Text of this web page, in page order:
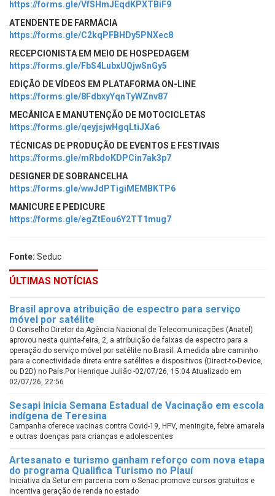
https://forms.gle/VfSHmJEqdKPXTBiF9
ATENDENTE DE FARMÁCIA
https://forms.gle/C2kqPFBHDy5PNXec8
RECEPCIONISTA EM MEIO DE HOSPEDAGEM
https://forms.gle/FbS4LubxUQjwSnGy5
EDIÇÃO DE VÍDEOS EM PLATAFORMA ON-LINE
https://forms.gle/8FdbxyYqnTyWZnv87
MECÂNICA E MANUTENÇÃO DE MOTOCICLETAS
https://forms.gle/qeyjsjwHgqLtiJXa6
TÉCNICAS DE PRODUÇÃO DE EVENTOS E FESTIVAIS
https://forms.gle/mRbdoKDPCin7ak3p7
DESIGNER DE SOBRANCELHA
https://forms.gle/wwJdPTigiMEMBKTP6
MANICURE E PEDICURE
https://forms.gle/egZtEou6Y2TT1mug7
Fonte: Seduc
ÚLTIMAS NOTÍCIAS
Brasil aprova atribuição de espectro para serviço
móvel por satélite
O Conselho Diretor da Agência Nacional de Telecomunicações (Anatel)
aprovou nesta quinta-feira, 2, a atribuição de faixas de espectro para a
operação do serviço móvel por satélite no Brasil. A medida abre caminho
para a conectividade direta entre satélites e dispositivos (Direct-to-Device,
ou D2D) no País.Por Henrique Julião -02/07/26, 15:04 Atualizado em
02/07/26, 22:56
Sesapi inicia Semana Estadual de Vacinação em escola
indígena de Teresina
Campanha oferece vacinas contra Covid-19, HPV, meningite, febre amarela
e outras doenças para crianças e adolescentes
Artesanato e turismo ganham reforço com nova etapa
do programa Qualifica Turismo no Piauí
Iniciativa da Setur em parceria com o Senac promove cursos gratuitos e
incentiva geração de renda no estado